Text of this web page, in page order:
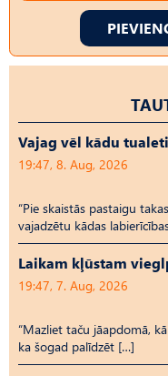
Vajag vēl kādu tualeti
19:47, 8. Aug, 2026
“Pie skaistās pastaigu
vajadzētu kādas
Laikam kļūstam
19:47, 7. Aug, 2026
“Mazliet taču jāapdomā,
ka šogad palīdzēt […]